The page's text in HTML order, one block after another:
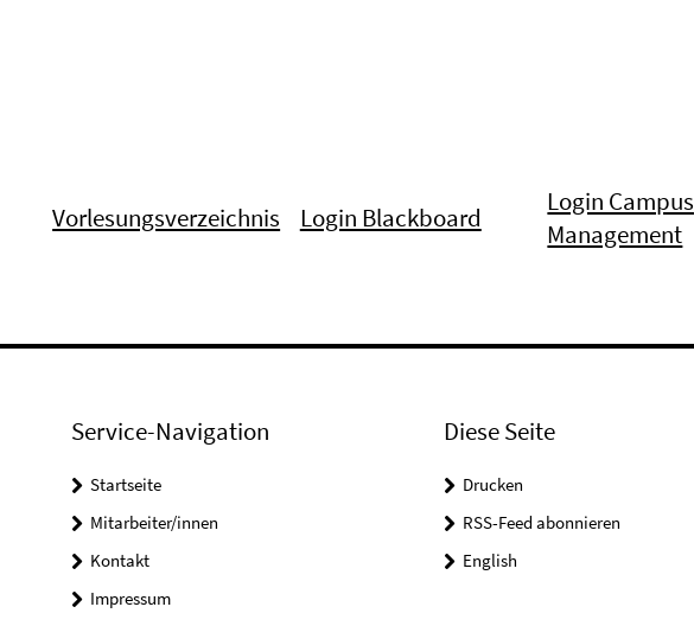
Vorlesungsverzeichnis Login Blackboard
Login Campus
Management
Service-Navigation
Startseite
Mitarbeiter/innen
Kontakt
Impressum
Diese Seite
Drucken
RSS-Feed abonnieren
English